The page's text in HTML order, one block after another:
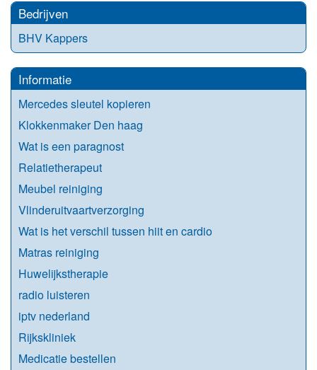
Bedrijven
BHV Kappers
Informatie
Mercedes sleutel kopieren
Klokkenmaker Den haag
Wat is een paragnost
Relatietherapeut
Meubel reiniging
Vlinderuitvaartverzorging
Wat is het verschil tussen hiit en cardio
Matras reiniging
Huwelijkstherapie
radio luisteren
iptv nederland
Rijkskliniek
Medicatie bestellen